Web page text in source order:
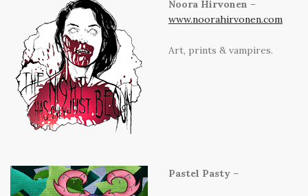
Noora Hirvonen –
www.noorahirvonen.com
Art, prints & vampires.
Pastel Pasty –